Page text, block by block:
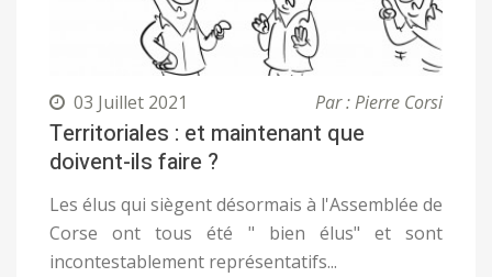
03 Juillet 2021 Par : Pierre Corsi
Territoriales : et maintenant que
doivent-ils faire ?
Les élus qui siègent désormais à l'Assemblée de
Corse ont tous été " bien élus" et sont
incontestablement représentatifs...